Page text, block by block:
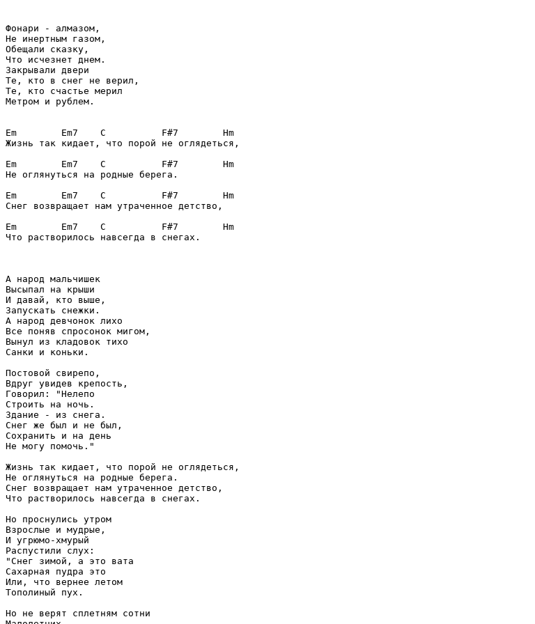
Фонари - алмазом,
Не инертным газом,
Обещали сказку,
Что исчезнет днем.
Закрывали двери
Те, кто в снег не верил,
Те, кто счастье мерил
Метром и рублем.
Em        Em7    C          F#7        Hm
Жизнь так кидает, что порой не оглядеться,
Em        Em7    C          F#7        Hm
Не оглянуться на родные берега.
Em        Em7    C          F#7        Hm
Снег возвращает нам утраченное детство,
Em        Em7    C          F#7        Hm
Что растворилось навсегда в снегах.
А народ мальчишек
Высыпал на крыши
И давай, кто выше,
Запускать снежки.
А народ девчонок лихо
Все поняв спросонок мигом,
Вынул из кладовок тихо
Санки и коньки.
Постовой свирепо,
Вдруг увидев крепость,
Говорил: "Нелепо
Строить на ночь.
Здание - из снега.
Снег же был и не был,
Сохранить и на день
Не могу помочь."
Жизнь так кидает, что порой не оглядеться,
Не оглянуться на родные берега.
Снег возвращает нам утраченное детство,
Что растворилось навсегда в снегах.
Но проснулись утром
Взрослые и мудрые,
И угрюмо-хмурый
Распустили слух:
"Снег зимой, а это вата
Сахарная пудра это
Или, что вернее летом
Тополиный пух.
Но не верят сплетням сотни